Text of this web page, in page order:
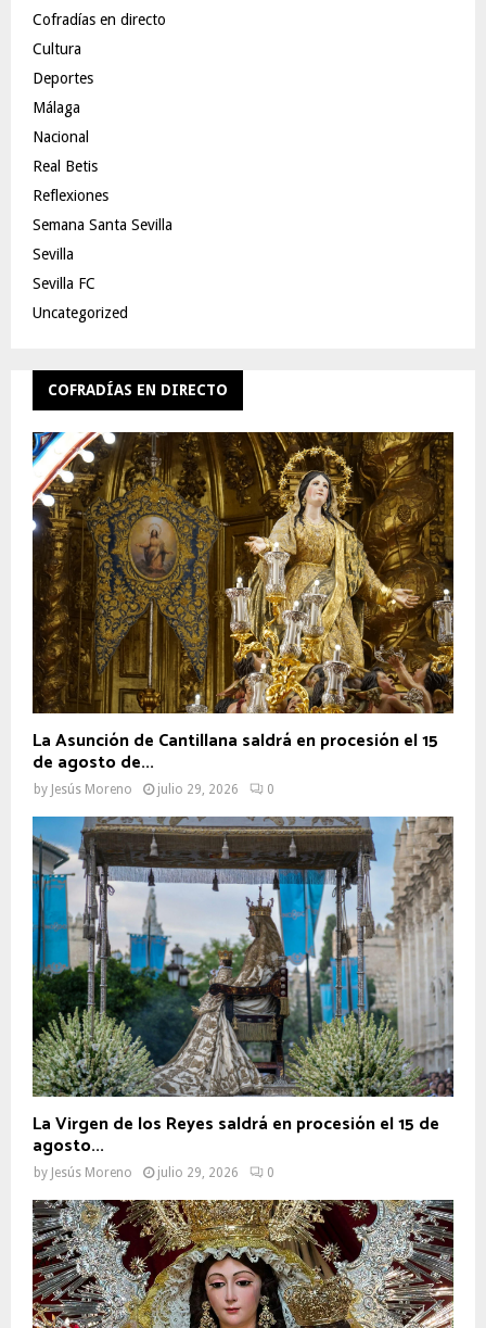
Cofradías en directo
Cultura
Deportes
Málaga
Nacional
Real Betis
Reflexiones
Semana Santa Sevilla
Sevilla
Sevilla FC
Uncategorized
COFRADÍAS EN DIRECTO
La Asunción de Cantillana saldrá en procesión el 15
de agosto de...
by Jesús Moreno julio 29, 2026 0
La Virgen de los Reyes saldrá en procesión el 15 de
agosto...
by Jesús Moreno julio 29, 2026 0